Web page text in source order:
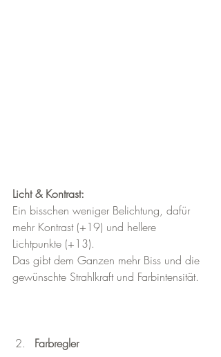
Licht & Kontrast:
Ein bisschen weniger Belichtung, dafür
mehr Kontrast (+19) und hellere
Lichtpunkte (+13).
Das gibt dem Ganzen mehr Biss und die
gewünschte Strahlkraft und Farbintensität.
Farbregler